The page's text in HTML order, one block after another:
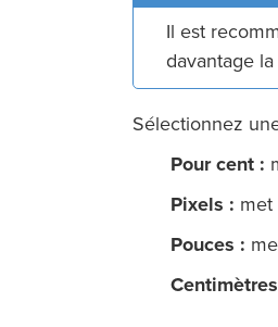
Il est
davantage
Sélectionnez
Pour cent :
Pixels : met
Pouces :